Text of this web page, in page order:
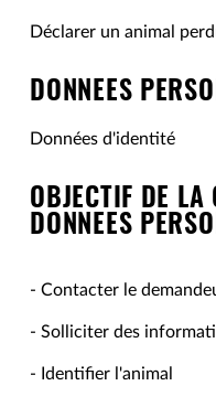
Déclarer un animal
DONNEES
Données d'identité
OBJECTIF DE LA
DONNEES
- Contacter le
- Solliciter des
- Identifier l'animal